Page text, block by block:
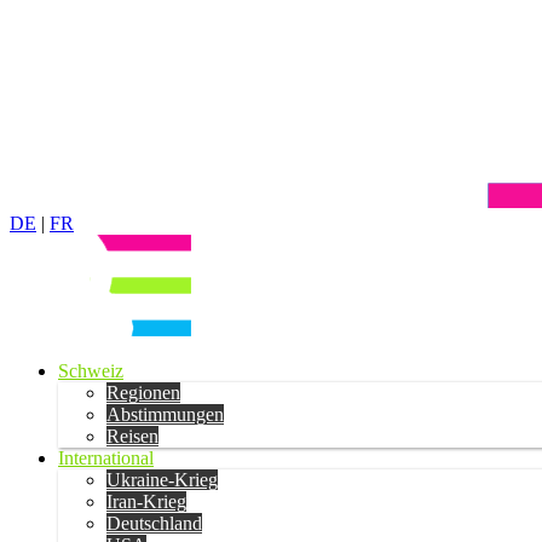
DE | FR
Schweiz
Regionen
Abstimmungen
Reisen
International
Ukraine-Krieg
Iran-Krieg
Deutschland